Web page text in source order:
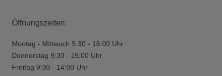
Öffnungszeiten:
Montag - Mittwoch 9:30 - 16:00 Uhr
Donnerstag 9:30 - 15:00 Uhr
Freitag 9:30 - 14:00 Uhr